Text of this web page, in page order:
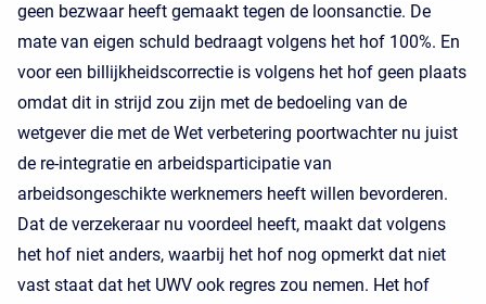
geen bezwaar heeft gemaakt tegen de loonsanctie. De
mate van eigen schuld bedraagt volgens het hof 100%. En
voor een billijkheidscorrectie is volgens het hof geen plaats
omdat dit in strijd zou zijn met de bedoeling van de
wetgever die met de Wet verbetering poortwachter nu juist
de re-integratie en arbeidsparticipatie van
arbeidsongeschikte werknemers heeft willen bevorderen.
Dat de verzekeraar nu voordeel heeft, maakt dat volgens
het hof niet anders, waarbij het hof nog opmerkt dat niet
vast staat dat het UWV ook regres zou nemen. Het hof